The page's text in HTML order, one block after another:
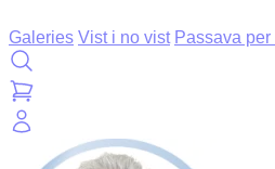
Galeries Vist i no vist Passava